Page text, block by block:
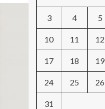
3 4 5
10 11 12
17 18 19
24 25 26
31